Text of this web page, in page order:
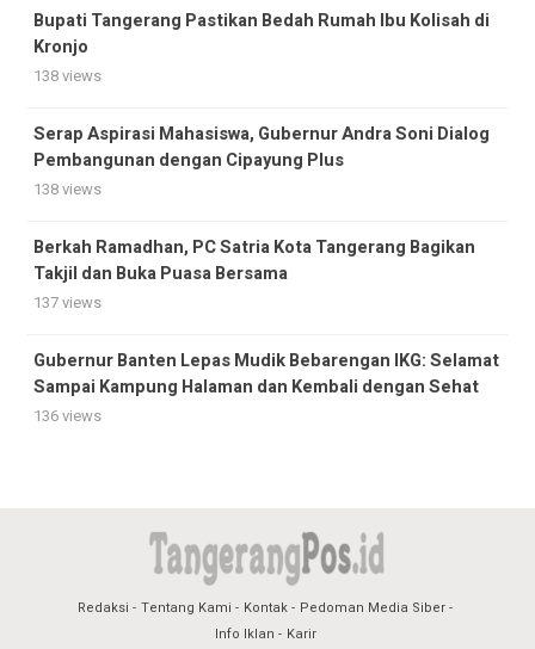
Bupati Tangerang Pastikan Bedah Rumah Ibu Kolisah di
Kronjo
138 views
Serap Aspirasi Mahasiswa, Gubernur Andra Soni Dialog
Pembangunan dengan Cipayung Plus
138 views
Berkah Ramadhan, PC Satria Kota Tangerang Bagikan
Takjil dan Buka Puasa Bersama
137 views
Gubernur Banten Lepas Mudik Bebarengan IKG: Selamat
Sampai Kampung Halaman dan Kembali dengan Sehat
136 views
Redaksi Tentang Kami Kontak
Pedoman Media Siber
Info Iklan
Karir